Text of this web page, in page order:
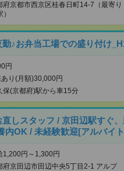
府京都市西京区桂春日町14-7（最寄り
勤♪お弁当工場での盛り付け
円
あり(月額)30,000円
保(京都府)駅から車15分
直しスタッフ / 京田辺駅すぐ
内OK / 未経験歓迎[アルバイ
1,200円～1,300円
府京田辺市田辺中央5丁目2-1 アルプ